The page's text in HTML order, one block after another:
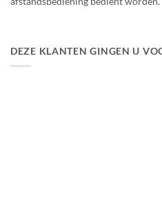
DEZE KLANTEN GINGEN U